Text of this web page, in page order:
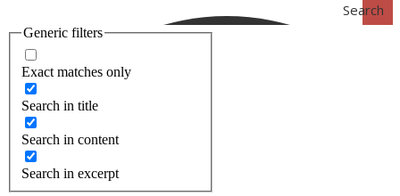
Search
Generic filters
Exact matches only
Search in title
Search in content
Search in excerpt